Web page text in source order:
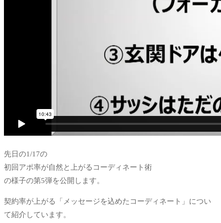
先日の1/17の
初回アポ率が自然と上がるコーディネート術
の様子の第5弾を公開します。
契約率が上がる「メッセージを込めたコーディネート」につい
て紹介しています。